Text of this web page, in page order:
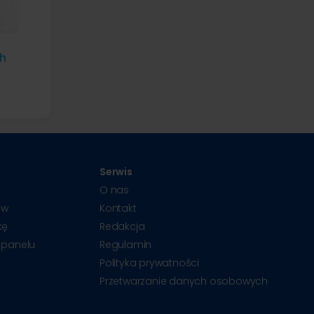
Serwis
O nas
Kontakt
Redakcja
Regulamin
Polityka prywatności
Przetwarzanie danych osobowych